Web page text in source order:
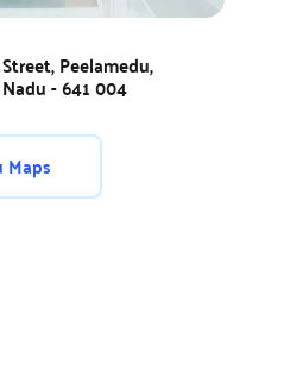
Peelamedu,
- 641 004
Maps